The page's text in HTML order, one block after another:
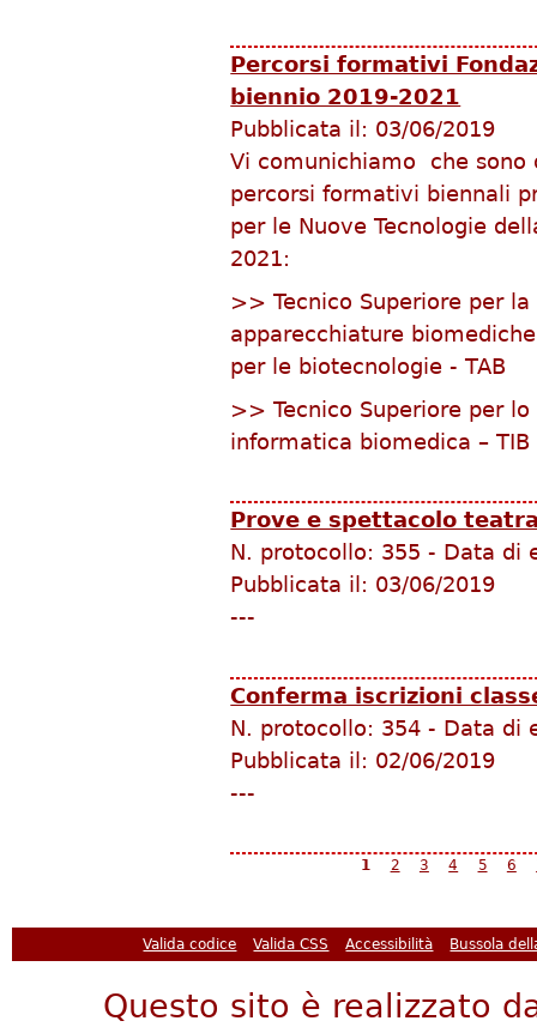
Percorsi formativi
biennio 2019-2021
Pubblicata il: 03/06/2019
Vi comunichiamo che sono
percorsi formativi biennali
per le Nuove Tecnologie
2021:
>> Tecnico Superiore per
apparecchiature
per le biotecnologie - TAB
>> Tecnico Superiore per
informatica biomedica – TIB
Prove e spettacolo
N. protocollo: 355 - Data di
Pubblicata il: 03/06/2019
---
Conferma iscrizioni
N. protocollo: 354 - Data di
Pubblicata il: 02/06/2019
---
1 2 3 4 5 6
Valida codice Valida CSS Accessibilità Bussola
Questo sito è realizzato